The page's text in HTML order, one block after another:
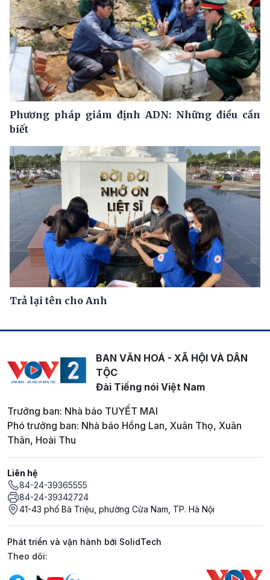
Phương pháp giám định ADN: Những điều cần
biết
Trả lại tên cho Anh
BAN VĂN HOÁ - XÃ HỘI VÀ DÂN
TỘC
Đài Tiếng nói Việt Nam
Trưởng ban: Nhà báo TUYẾT MAI
Phó trưởng ban: Nhà báo Hồng Lan, Xuân Thọ, Xuân
Thân, Hoài Thu
Liên hệ
84-24-39365555
84-24-39342724
41-43 phố Bà Triệu, phường Cửa Nam, TP. Hà Nội
Phát triển và vận hành bởi SolidTech
Mạng xã hội
Theo dõi: